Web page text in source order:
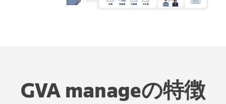
GVA manageの特徴